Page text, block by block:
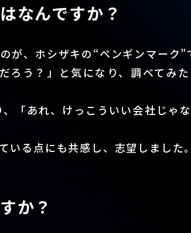
なんですか？
、ホシザキの“ペンギンマーク”
ろう？」と気になり、調べてみ
「あれ、けっこういい会社じゃ
る点にも共感し、志望しました。
か？